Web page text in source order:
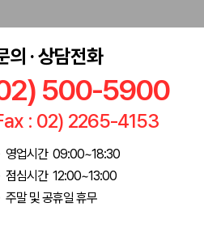
의 · 상담전화
500-5900
: 02) 2265-4153
영업시간 09:00~18:30
점심시간 12:00~13:00
주말 및 공휴일 휴무